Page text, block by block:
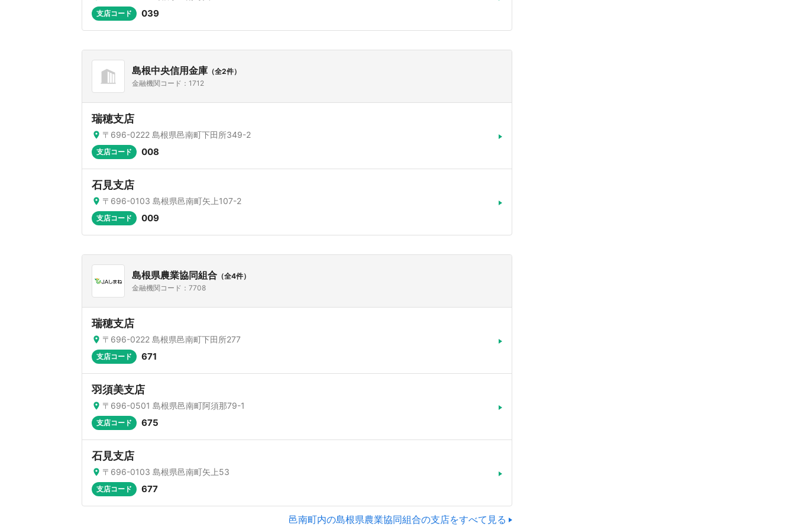
支店コード 039
島根中央信用金庫 （全2件）
金融機関コード：1712
瑞穂支店
〒696-0222 島根県邑南町下田所349-2
支店コード 008
石見支店
〒696-0103 島根県邑南町矢上107-2
支店コード 009
島根県農業協同組合 （全4件）
金融機関コード：7708
瑞穂支店
〒696-0222 島根県邑南町下田所277
支店コード 671
羽須美支店
〒696-0501 島根県邑南町阿須那79-1
支店コード 675
石見支店
〒696-0103 島根県邑南町矢上53
支店コード 677
邑南町内の島根県農業協同組合の支店をすべて見る